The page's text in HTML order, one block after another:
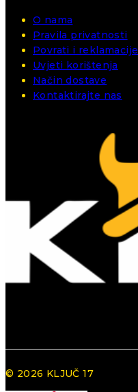
O nama
Pravila privatnosti
Povrati i reklamacije
Uvjeti korištenja
Način dostave
Kontaktirajte nas
© 2026 KLJUČ 17